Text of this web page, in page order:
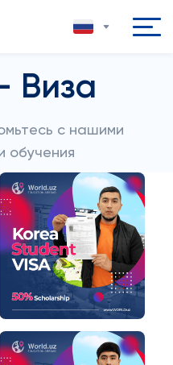
Виза
с нашими
обучения